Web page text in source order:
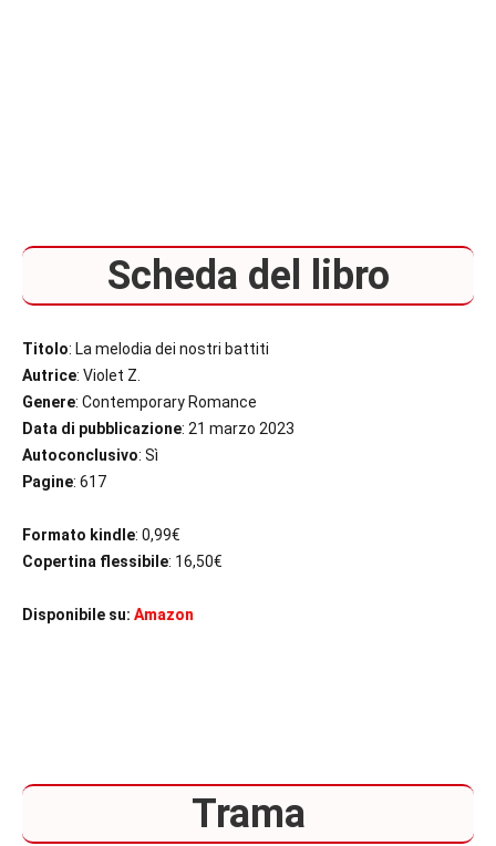
Scheda del libro
Titolo: La melodia dei nostri battiti
Autrice: Violet Z.
Genere: Contemporary Romance
Data di pubblicazione: 21 marzo 2023
Autoconclusivo: Sì
Pagine: 617
Formato kindle: 0,99€
Copertina flessibile: 16,50€
Disponibile su: Amazon
Trama